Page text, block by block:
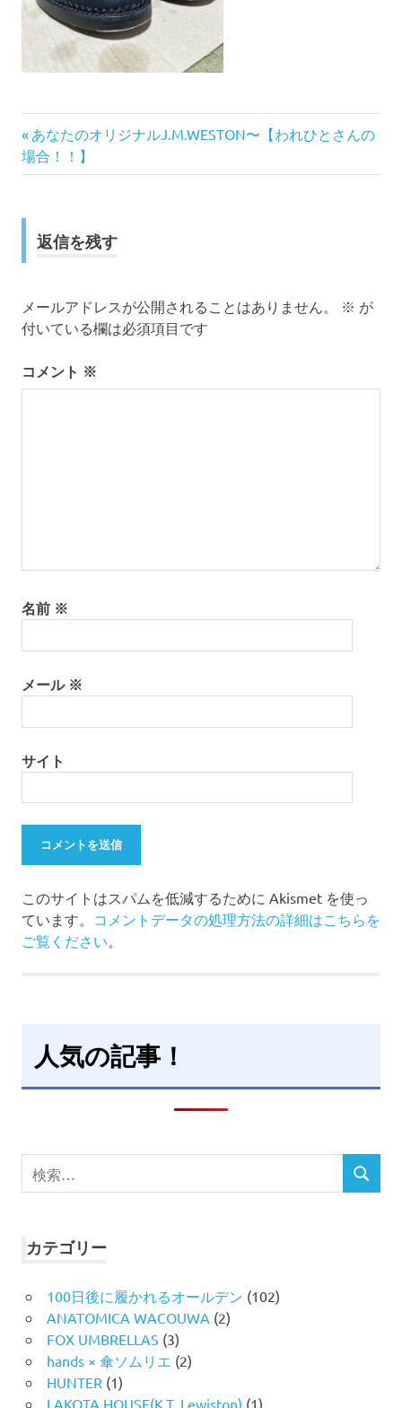
投
稿
ナ
ビ
ー
シ
前
の
記
あなたのオリジナルJ.M.WESTON〜【われひとさんの
場合！！】
返信を残す
メールアドレスが公開されることはありません。 ※ が
付いている欄は必須項目です
コメント ※
名前 ※
メール ※
サイト
このサイトはスパムを低減するために Akismet を使っ
ています。 コメントデータの処理方法の詳細はこちらを
ご覧ください。
人気の記事！
検
索
検
カテゴリー
100日後に履かれるオールデン (102)
ANATOMICA WACOUWA (2)
FOX UMBRELLAS (3)
hands × 傘ソムリエ (2)
HUNTER (1)
LAKOTA HOUSE(K.T. Lewiston) (1)